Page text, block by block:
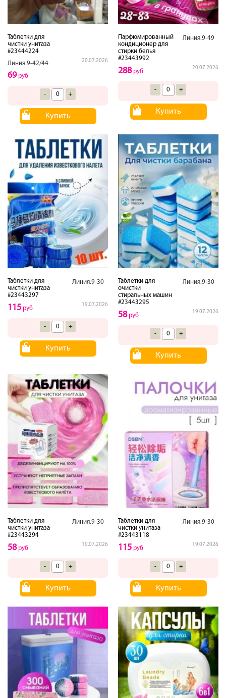
Таблетки для
чистки унитаза
#23444224
Линия.9-42/44
20.07.2026
69руб
- +
Купить
Парфюмированный
кондиционер для
стирки белья
#23443992
Линия.9-49
20.07.2026
288руб
- +
Купить
Таблетки для
чистки унитаза
#23443297
Линия.9-30
19.07.2026
115 руб
- +
Купить
Таблетки для
очистки
стиральных машин
#23443295
Линия.9-30
19.07.2026
58руб
- +
Купить
Таблетки для
чистки унитаза
#23443294
Линия.9-30
19.07.2026
58руб
- +
Купить
Таблетки для
чистки унитаза
#23443118
Линия.9-30
19.07.2026
115 руб
- +
Купить